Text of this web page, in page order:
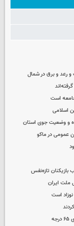
است
اسلامی
و وضعیت جوی استان
عمومی در ماکو
تازه‌نفس
ملت ایران
است